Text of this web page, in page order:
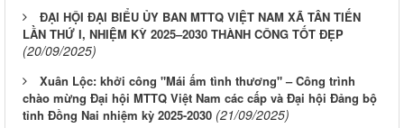
ĐẠI HỘI ĐẠI BIỂU ỦY BAN MTTQ VIỆT NAM XÃ TÂN TIẾN
LẦN THỨ I, NHIỆM KỲ 2025–2030 THÀNH CÔNG TỐT ĐẸP
(20/09/2025)
Xuân Lộc: khởi công "Mái ấm tình thương" – Công trình
chào mừng Đại hội MTTQ Việt Nam các cấp và Đại hội Đảng bộ
tỉnh Đồng Nai nhiệm kỳ 2025-2030 (21/09/2025)